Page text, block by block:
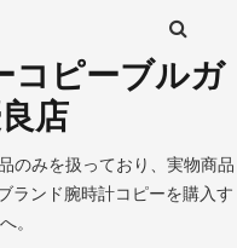
コピーブルガ
店
のみを扱っており、実物商品
ランド腕時計コピーを購入す
。